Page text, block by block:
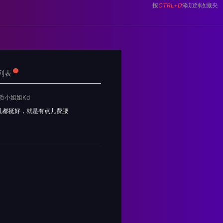
按CTRL+D添加到收藏夹
表 •
小姐姐Kd
都挺好，就是有点儿费腰